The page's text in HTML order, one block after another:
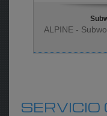
ALPINE -
SERVICIO